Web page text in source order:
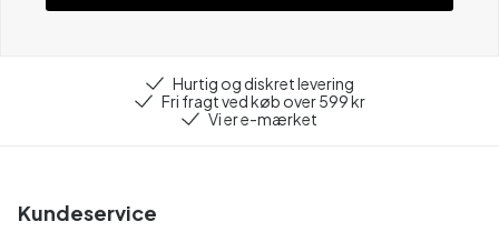
Hurtig og diskret levering
Fri fragt ved køb over 599 kr
Vi er e-mærket
Kundeservice